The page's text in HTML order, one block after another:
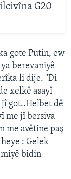
G20
gote Putin, ew
berevaniyê
li dije. "Di
xelkê asayî
got..Helbet dê
me jî bersiva
me avêtine paş
: Gelek
bidin